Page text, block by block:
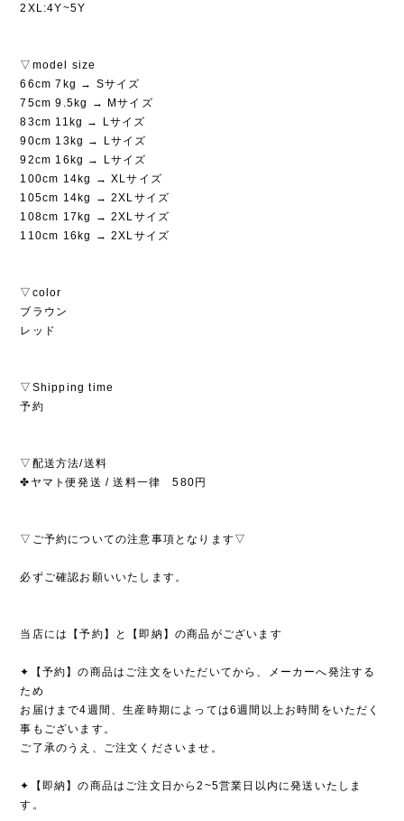
2XL:4Y~5Y
▽model size
66cm 7kg → Sサイズ
75cm 9.5kg → Mサイズ
83cm 11kg → Lサイズ
90cm 13kg → Lサイズ
92cm 16kg → Lサイズ
100cm 14kg → XLサイズ
105cm 14kg → 2XLサイズ
108cm 17kg → 2XLサイズ
110cm 16kg → 2XLサイズ
▽color
ブラウン
レッド
▽Shipping time
予約
▽配送方法/送料
✤ヤマト便発送 / 送料一律 580円
▽ご予約についての注意事項となります▽
必ずご確認お願いいたします。
当店には【予約】と【即納】の商品がございます
✦【予約】の商品はご注文をいただいてから、メーカーへ発注する
ため
お届けまで4週間、生産時期によっては6週間以上お時間をいただく
事もございます。
ご了承のうえ、ご注文くださいませ。
✦【即納】の商品はご注文日から2~5営業日以内に発送いたしま
す。